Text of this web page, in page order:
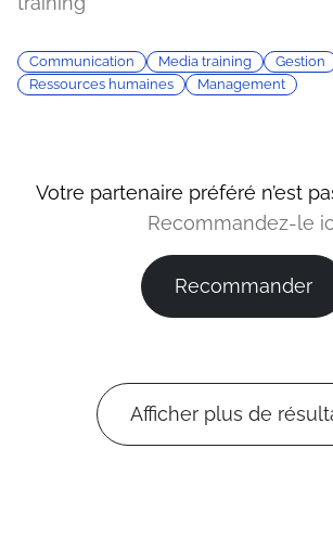
Communication Media training
Gestion
Ressources humaines
Management
Votre partenaire préféré n’est
Recommandez-le
Recommander
Afficher plus de